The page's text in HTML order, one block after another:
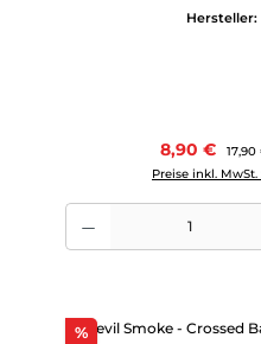
Hersteller:
8,90 € 17,90
Preise inkl.
Produkt Anzahl: Gib den
%Rabatt